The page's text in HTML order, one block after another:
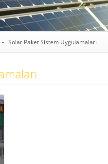
Solar Paket Sistem Uygulamaları